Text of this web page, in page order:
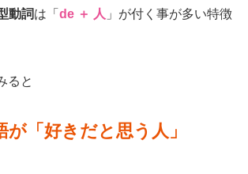
動詞は「 de ＋ 人 」が付く事が多い特徴
ると
が「好きだと思う人」